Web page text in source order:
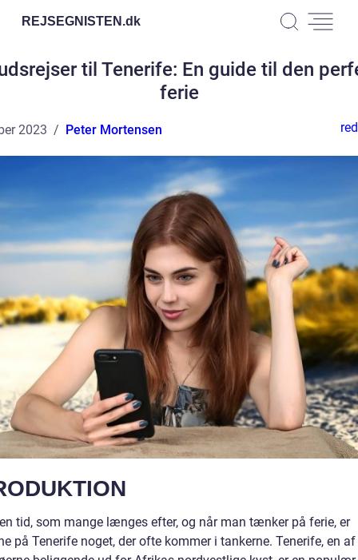
REJSEGNISTEN.dk
til Tenerife: En guide til den
ferie
2023 Peter Mortensen
tid, som mange længes efter, og når man tænker på ferie, er
på Tenerife noget, der ofte kommer i tankerne. Tenerife, en af